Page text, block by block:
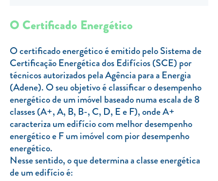
Clientes prioritários
Resolução alternativa de litígios
O Certificado Energético
O certificado energético é emitido pelo Sistema de
Certificação Energética dos Edifícios (SCE) por
técnicos autorizados pela Agência para a Energia
(Adene). O seu objetivo é classificar o desempenho
energético de um imóvel baseado numa escala de 8
classes (A+, A, B, B-, C, D, E e F), onde A+
caracteriza um edifício com melhor desempenho
energético e F um imóvel com pior desempenho
energético.
Nesse sentido, o que determina a classe energética
de um edifício é: